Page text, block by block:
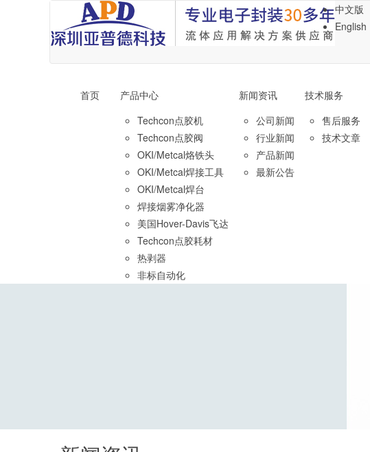
中文版
English
首页
产品中心
Techcon点胶机
Techcon点胶阀
OKI/Metcal烙铁头
OKI/Metcal焊接工具
OKI/Metcal焊台
焊接烟雾净化器
美国Hover-Davis飞达
Techcon点胶耗材
热剥器
非标自动化
新闻资讯
公司新闻
行业新闻
产品新闻
最新公告
技术服务
售后服务
技术文章